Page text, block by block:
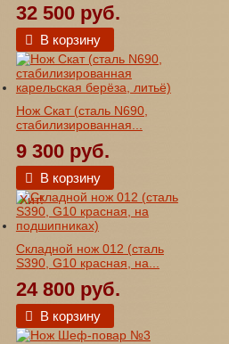
32 500 руб.
В корзину
Нож Скат (сталь N690,
стабилизированная...
9 300 руб.
В корзину
Хит!
Складной нож 012 (сталь
S390, G10 красная, на...
24 800 руб.
В корзину